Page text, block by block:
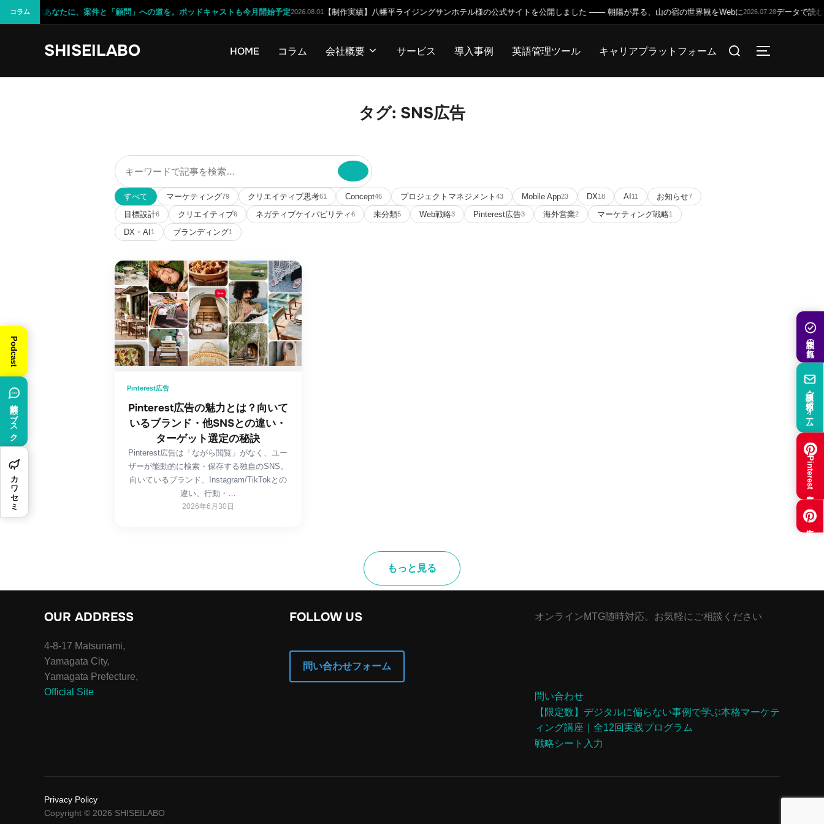
コラム
学ぶあなたに、案件と「顧問」への道を。ポッドキャストも今月開始予定2026.08.01【制作実績】八幡平ライジングサンホテル様の公式サイトを公開しました —— 朝陽が昇る、山の宿の世界観をWebに2026.07.28データで読む
SHISEILABO HOME コラム 会社概要 サービス 導入事例 英語管理ツール キャリアプラットフォーム
検
対
サイドバー
タグ: SNS広告
記
事
を
検
索
すべて マーケティング79 クリエイティブ思考61 Concept46 プロジェクトマネジメント 43 Mobile App23 DX18 AI 11 お知らせ7
目標設計6 クリエイティブ6 ネガティブケイパビリティ6 未分類5 Web戦略3 Pinterest広告3 海外営業2 マーケティング戦略1
DX・AI 1 ブランディング1
Pinterest広告
Pinterest広告の魅力とは？向いて
いるブランド・他SNSとの違い・
ターゲット選定の秘訣
Pinterest広告は「ながら閲覧」がなく、ユー
ザーが能動的に検索・保存する独自のSNS。
向いているブランド、Instagram/TikTokとの
違い、行動・…
2026年6月30日
もっと見る
OUR ADDRESS
4-8-17 Matsunami,
Yamagata City,
Yamagata Prefecture,
Official Site
FOLLOW US
問い合わせフォーム
オンラインMTG随時対応。お気軽にご相談ください
問い合わせ
【限定数】デジタルに偏らない事例で学ぶ本格マーケテ
ィング講座｜全12回実践プログラム
戦略シート入力
Privacy Policy
Copyright © 2026 SHISEILABO
相談の流れ
相談・ご依頼フォーム
Pinterest集客
Podcast
顧問サブスク
カワセミ